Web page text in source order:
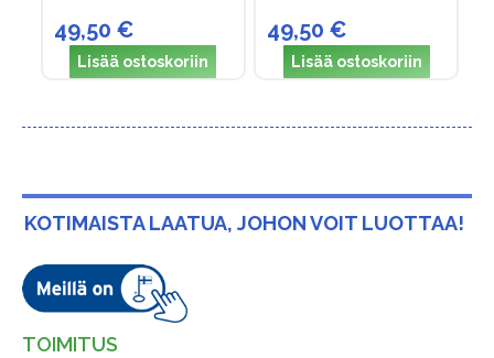
49,50 €
Lisää ostoskoriin
49,50 €
Lisää ostoskoriin
KOTIMAISTA LAATUA, JOHON VOIT LUOTTAA!
TOIMITUS